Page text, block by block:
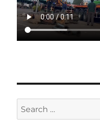
Search
for: